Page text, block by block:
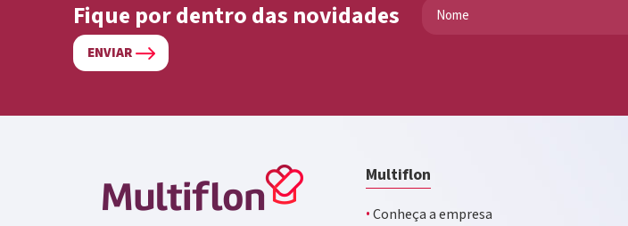
Fique por dentro das novidades
ENVIAR
Multiflon
·Conheça a empresa